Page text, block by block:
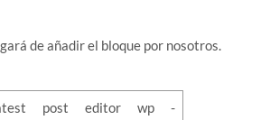
de añadir el bloque por nosotros.